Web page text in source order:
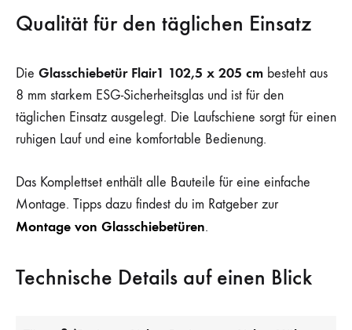
Qualität für den täglichen Einsatz
Die Glasschiebetür Flair1 102,5 x 205 cm besteht aus
8 mm starkem ESG-Sicherheitsglas und ist für den
täglichen Einsatz ausgelegt. Die Laufschiene sorgt für einen
ruhigen Lauf und eine komfortable Bedienung.
Das Komplettset enthält alle Bauteile für eine einfache
Montage. Tipps dazu findest du im Ratgeber zur
Montage von Glasschiebetüren.
Technische Details auf einen Blick